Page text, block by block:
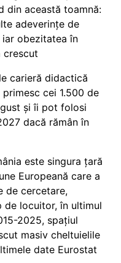
din această toamnă:
adeverințe de
obezitatea în
crescut
carieră didactică
cei 1.500 de
și îi pot folosi
dacă rămân în
este singura țară
Europeană care a
de cercetare,
de locuitor, în ultimul
2025, spațiul
masiv cheltuielile
date Eurostat